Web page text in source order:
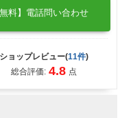
無料】電話問い合わせ
ショップレビュー(11件)
総合評価: 4.8 点